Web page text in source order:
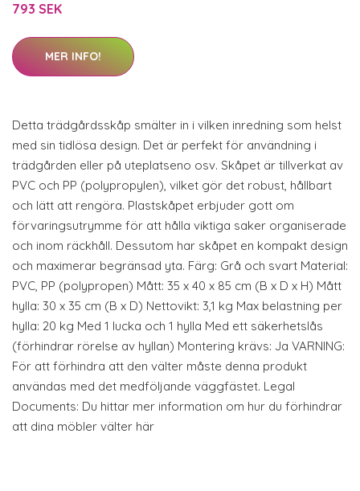
793 SEK
MER INFO!
Detta trädgårdsskåp smälter in i vilken inredning som helst
med sin tidlösa design. Det är perfekt för användning i
trädgården eller på uteplatseno osv. Skåpet är tillverkat av
PVC och PP (polypropylen), vilket gör det robust, hållbart
och lätt att rengöra. Plastskåpet erbjuder gott om
förvaringsutrymme för att hålla viktiga saker organiserade
och inom räckhåll. Dessutom har skåpet en kompakt design
och maximerar begränsad yta. Färg: Grå och svart Material:
PVC, PP (polypropen) Mått: 35 x 40 x 85 cm (B x D x H) Mått
hylla: 30 x 35 cm (B x D) Nettovikt: 3,1 kg Max belastning per
hylla: 20 kg Med 1 lucka och 1 hylla Med ett säkerhetslås
(förhindrar rörelse av hyllan) Montering krävs: Ja VARNING:
För att förhindra att den välter måste denna produkt
användas med det medföljande väggfästet. Legal
Documents: Du hittar mer information om hur du förhindrar
att dina möbler välter här